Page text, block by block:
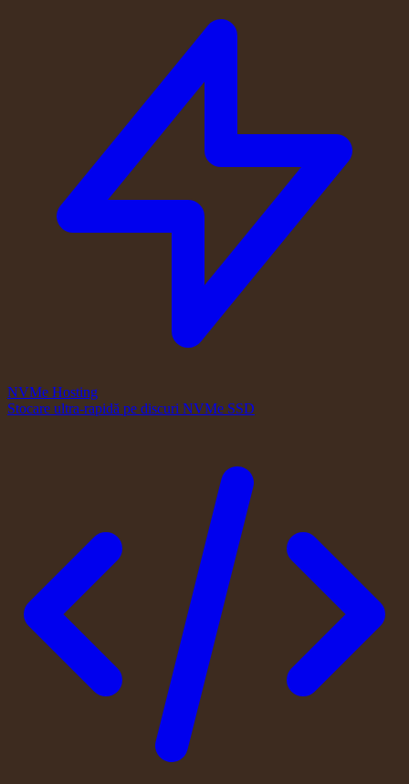
NVMe Hosting
Stocare ultra-rapidă pe discuri NVMe SSD